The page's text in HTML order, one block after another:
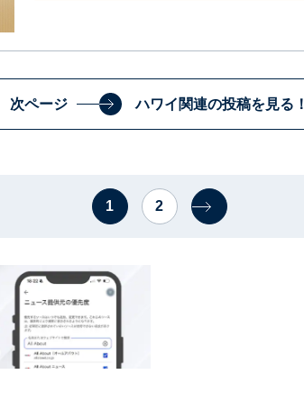
次ページ ハワイ関連の投稿を見る！
1 2